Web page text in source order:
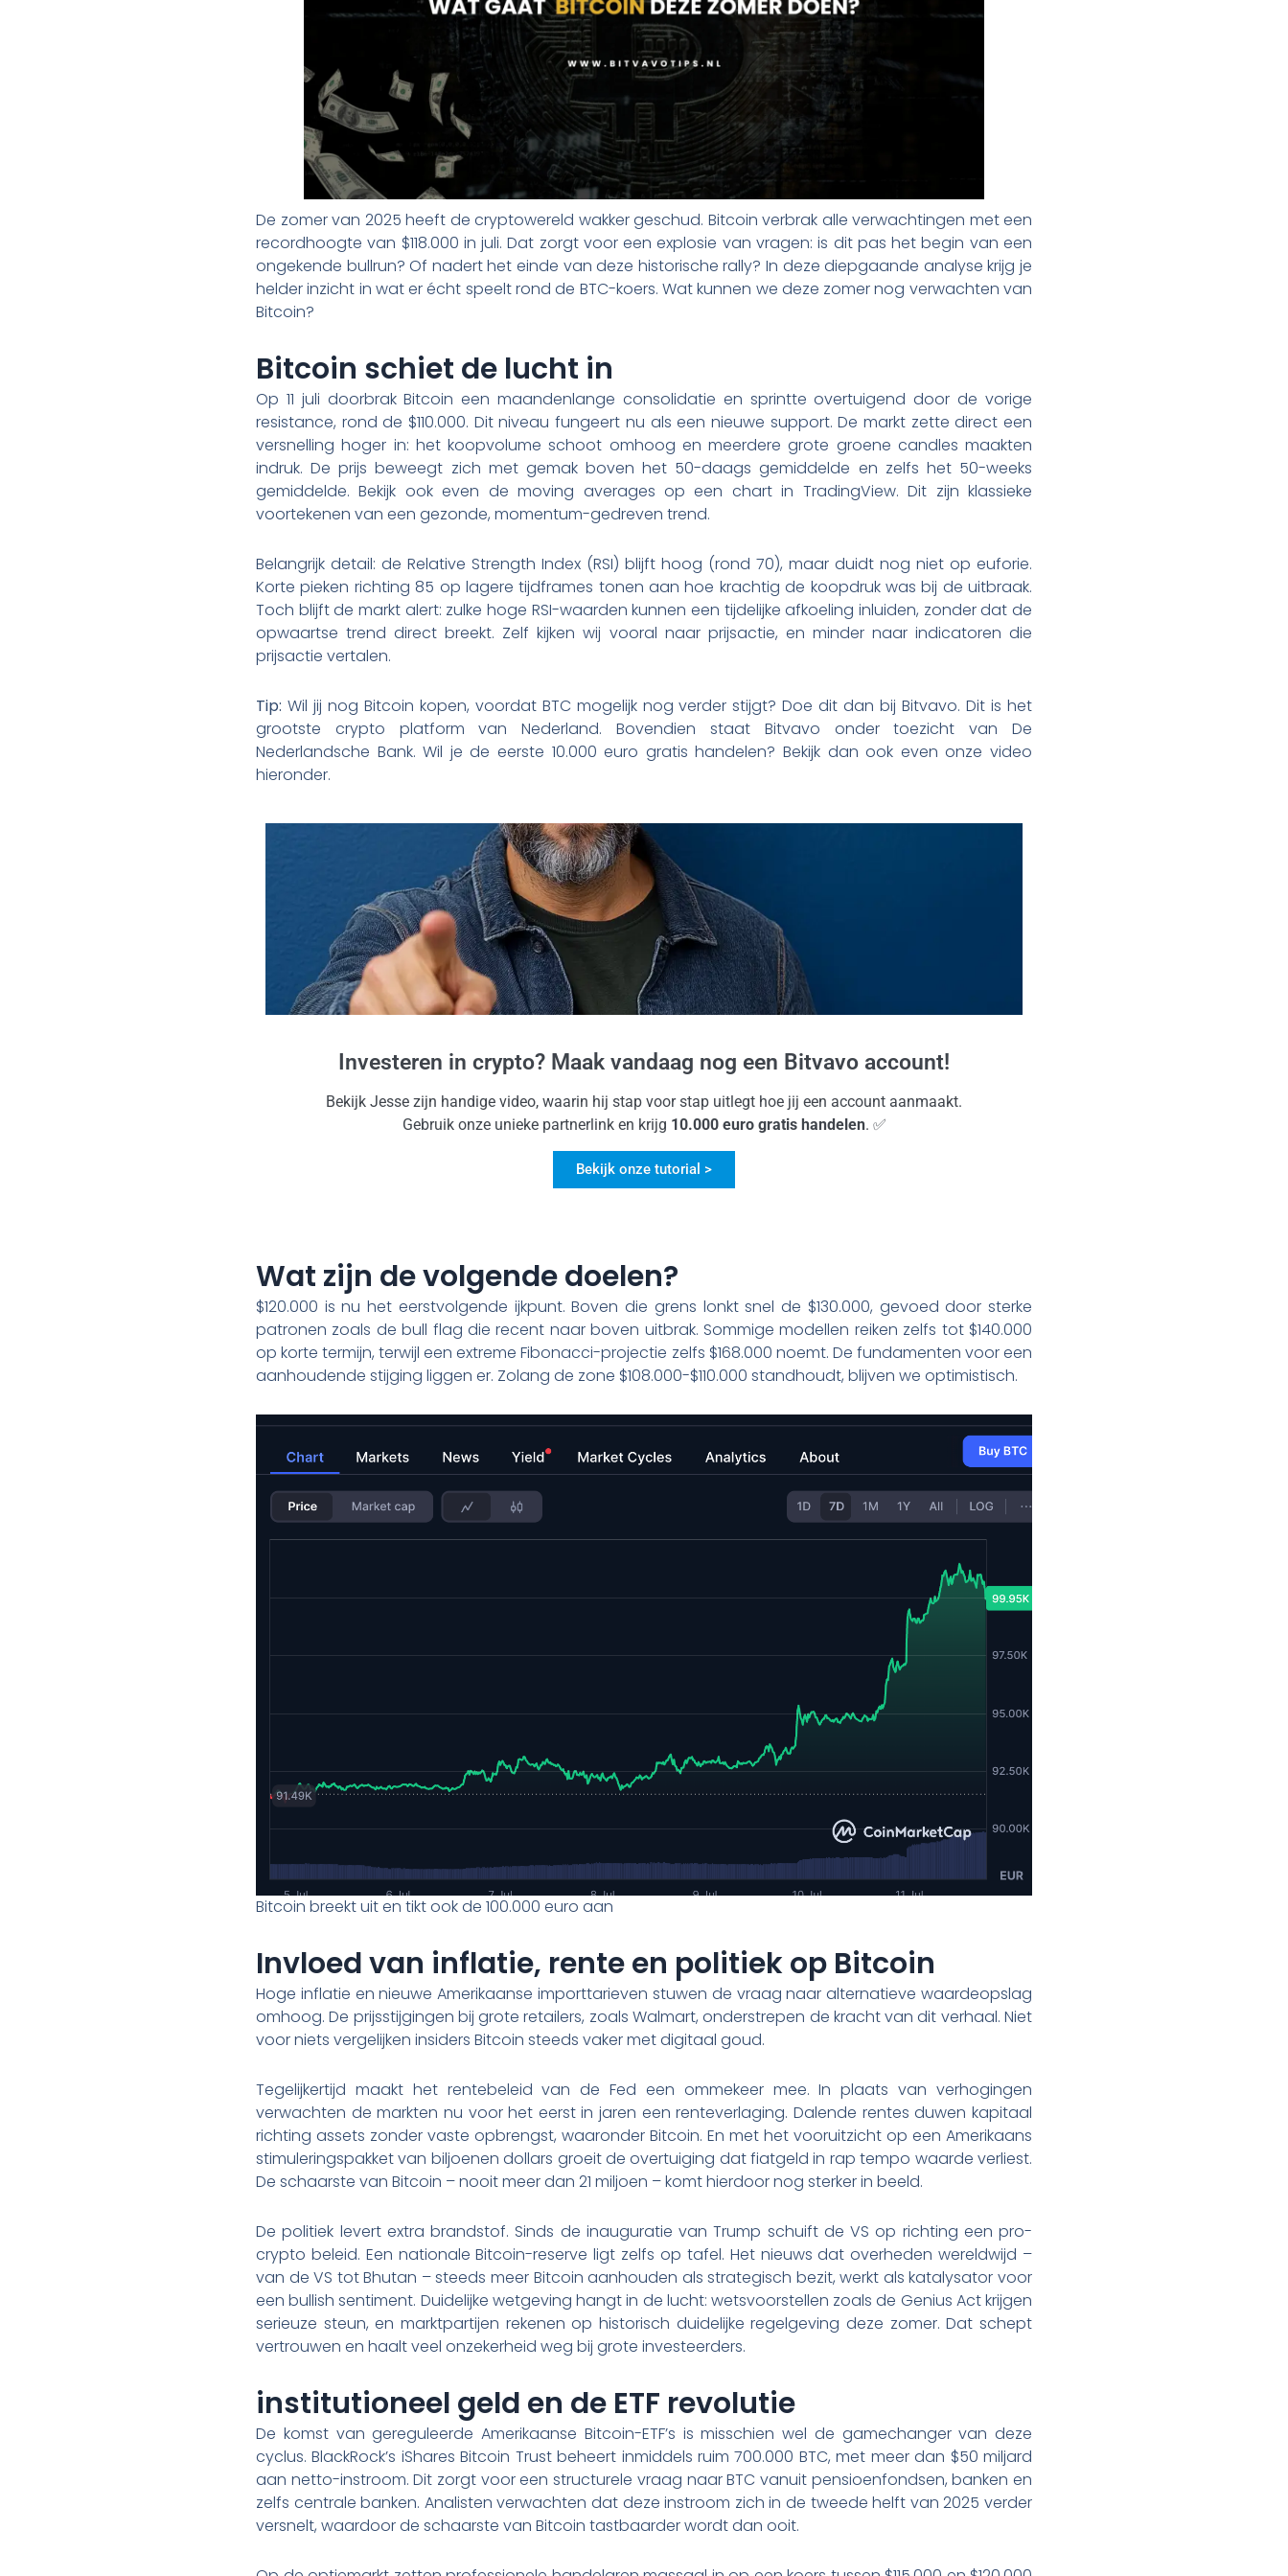
De zomer van 2025 heeft de cryptowereld wakker geschud. Bitcoin verbrak alle verwachtingen met een
recordhoogte van $118.000 in juli. Dat zorgt voor een explosie van vragen: is dit pas het begin van een
ongekende bullrun? Of nadert het einde van deze historische rally? In deze diepgaande analyse krijg je
helder inzicht in wat er écht speelt rond de BTC-koers. Wat kunnen we deze zomer nog verwachten van
Bitcoin?
Bitcoin schiet de lucht in
Op 11 juli doorbrak Bitcoin een maandenlange consolidatie en sprintte overtuigend door de vorige
resistance, rond de $110.000. Dit niveau fungeert nu als een nieuwe support. De markt zette direct een
versnelling hoger in: het koopvolume schoot omhoog en meerdere grote groene candles maakten
indruk. De prijs beweegt zich met gemak boven het 50-daags gemiddelde en zelfs het 50-weeks
gemiddelde. Bekijk ook even de moving averages op een chart in TradingView. Dit zijn klassieke
voortekenen van een gezonde, momentum-gedreven trend.
Belangrijk detail: de Relative Strength Index (RSI) blijft hoog (rond 70), maar duidt nog niet op euforie.
Korte pieken richting 85 op lagere tijdframes tonen aan hoe krachtig de koopdruk was bij de uitbraak.
Toch blijft de markt alert: zulke hoge RSI-waarden kunnen een tijdelijke afkoeling inluiden, zonder dat de
opwaartse trend direct breekt. Zelf kijken wij vooral naar prijsactie, en minder naar indicatoren die
prijsactie vertalen.
Tip: Wil jij nog Bitcoin kopen, voordat BTC mogelijk nog verder stijgt? Doe dit dan bij Bitvavo. Dit is het
grootste crypto platform van Nederland. Bovendien staat Bitvavo onder toezicht van De
Nederlandsche Bank. Wil je de eerste 10.000 euro gratis handelen? Bekijk dan ook even onze video
hieronder.
Investeren in crypto? Maak vandaag nog een Bitvavo account!
Bekijk Jesse zijn handige video, waarin hij stap voor stap uitlegt hoe jij een account aanmaakt.
Gebruik onze unieke partnerlink en krijg 10.000 euro gratis handelen. ✅
Bekijk onze tutorial >
Wat zijn de volgende doelen?
$120.000 is nu het eerstvolgende ijkpunt. Boven die grens lonkt snel de $130.000, gevoed door sterke
patronen zoals de bull flag die recent naar boven uitbrak. Sommige modellen reiken zelfs tot $140.000
op korte termijn, terwijl een extreme Fibonacci-projectie zelfs $168.000 noemt. De fundamenten voor een
aanhoudende stijging liggen er. Zolang de zone $108.000-$110.000 standhoudt, blijven we optimistisch.
Bitcoin breekt uit en tikt ook de 100.000 euro aan
Invloed van inflatie, rente en politiek op Bitcoin
Hoge inflatie en nieuwe Amerikaanse importtarieven stuwen de vraag naar alternatieve waardeopslag
omhoog. De prijsstijgingen bij grote retailers, zoals Walmart, onderstrepen de kracht van dit verhaal. Niet
voor niets vergelijken insiders Bitcoin steeds vaker met digitaal goud.
Tegelijkertijd maakt het rentebeleid van de Fed een ommekeer mee. In plaats van verhogingen
verwachten de markten nu voor het eerst in jaren een renteverlaging. Dalende rentes duwen kapitaal
richting assets zonder vaste opbrengst, waaronder Bitcoin. En met het vooruitzicht op een Amerikaans
stimuleringspakket van biljoenen dollars groeit de overtuiging dat fiatgeld in rap tempo waarde verliest.
De schaarste van Bitcoin – nooit meer dan 21 miljoen – komt hierdoor nog sterker in beeld.
De politiek levert extra brandstof. Sinds de inauguratie van Trump schuift de VS op richting een pro-
crypto beleid. Een nationale Bitcoin-reserve ligt zelfs op tafel. Het nieuws dat overheden wereldwijd –
van de VS tot Bhutan – steeds meer Bitcoin aanhouden als strategisch bezit, werkt als katalysator voor
een bullish sentiment. Duidelijke wetgeving hangt in de lucht: wetsvoorstellen zoals de Genius Act krijgen
serieuze steun, en marktpartijen rekenen op historisch duidelijke regelgeving deze zomer. Dat schept
vertrouwen en haalt veel onzekerheid weg bij grote investeerders.
institutioneel geld en de ETF revolutie
De komst van gereguleerde Amerikaanse Bitcoin-ETF’s is misschien wel de gamechanger van deze
cyclus. BlackRock’s iShares Bitcoin Trust beheert inmiddels ruim 700.000 BTC, met meer dan $50 miljard
aan netto-instroom. Dit zorgt voor een structurele vraag naar BTC vanuit pensioenfondsen, banken en
zelfs centrale banken. Analisten verwachten dat deze instroom zich in de tweede helft van 2025 verder
versnelt, waardoor de schaarste van Bitcoin tastbaarder wordt dan ooit.